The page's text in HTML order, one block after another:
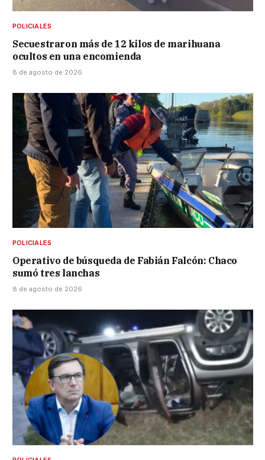
POLICIALES
Secuestraron más de 12 kilos de marihuana
ocultos en una encomienda
8 de agosto de 2026
POLICIALES
Operativo de búsqueda de Fabián Falcón: Chaco
sumó tres lanchas
8 de agosto de 2026